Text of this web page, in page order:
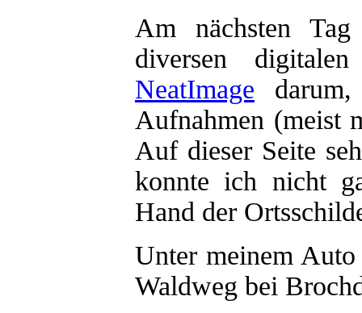
Am nächsten
diversen
NeatImage
Aufnahmen (meist
Auf dieser Seite
konnte ich nicht
Hand der
Unter meinem
Waldweg bei